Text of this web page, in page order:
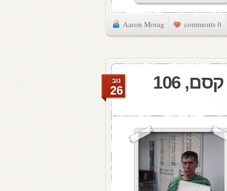
Aaron Morag 0 comments
מעדן ויניל היום ברדיו קסם, 106
נוב
26